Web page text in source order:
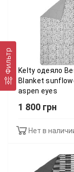
Фильтр
Kelty одеяло
Blanket
aspen eyes
1 800 грн
Нет в